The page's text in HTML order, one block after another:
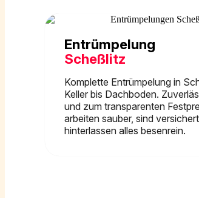
Entrümpelung
Scheßlitz
Komplette Entrümpelung in
Keller bis Dachboden.
und zum transparenten
arbeiten sauber, sind
hinterlassen alles besenrein.